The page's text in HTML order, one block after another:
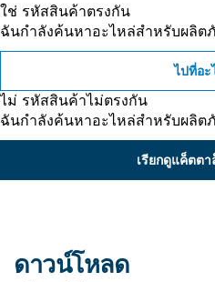
ใช่ รหัสสินค้าตรงกัน
ฉันกำลังค้นหาอะไหล่สำหรับผลิ
ไปที่อะ
ไม่ รหัสสินค้าไม่ตรงกัน
ฉันกำลังค้นหาอะไหล่สำหรับผลิ
เรียกดูแค็ตต
ดาวน์โหลด